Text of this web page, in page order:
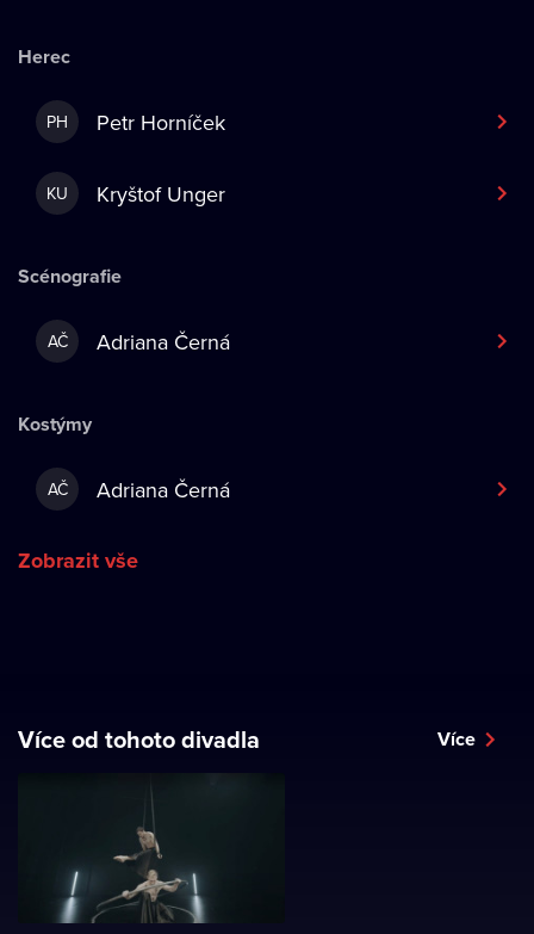
Herec
PH Petr Horníček
KU Kryštof Unger
Scénografie
AČ Adriana Černá
Kostýmy
AČ Adriana Černá
Zobrazit vše
Více od tohoto divadla Více